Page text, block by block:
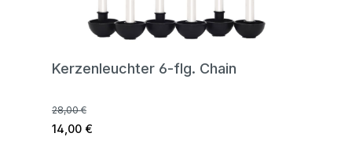
Kerzenleuchter 6-flg. Chain
28,00 €
14,00 €